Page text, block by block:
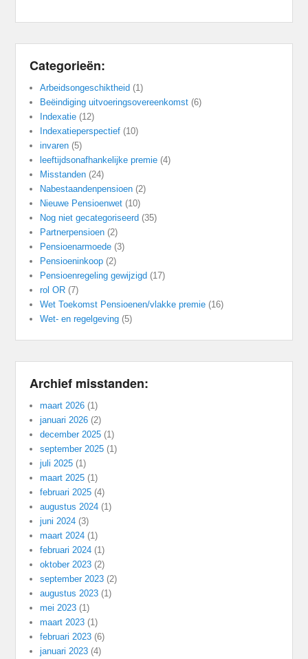
Categorieën:
Arbeidsongeschiktheid (1)
Beëindiging uitvoeringsovereenkomst (6)
Indexatie (12)
Indexatieperspectief (10)
invaren (5)
leeftijdsonafhankelijke premie (4)
Misstanden (24)
Nabestaandenpensioen (2)
Nieuwe Pensioenwet (10)
Nog niet gecategoriseerd (35)
Partnerpensioen (2)
Pensioenarmoede (3)
Pensioeninkoop (2)
Pensioenregeling gewijzigd (17)
rol OR (7)
Wet Toekomst Pensioenen/vlakke premie (16)
Wet- en regelgeving (5)
Archief misstanden:
maart 2026 (1)
januari 2026 (2)
december 2025 (1)
september 2025 (1)
juli 2025 (1)
maart 2025 (1)
februari 2025 (4)
augustus 2024 (1)
juni 2024 (3)
maart 2024 (1)
februari 2024 (1)
oktober 2023 (2)
september 2023 (2)
augustus 2023 (1)
mei 2023 (1)
maart 2023 (1)
februari 2023 (6)
januari 2023 (4)